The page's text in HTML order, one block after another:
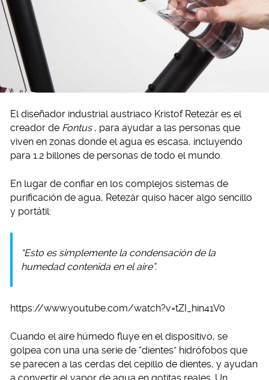
El diseñador industrial austriaco Kristof Retezár es el
creador de Fontus , para ayudar a las personas que
viven en zonas donde el agua es escasa, incluyendo
para 1.2 billones de personas de todo el mundo.
En lugar de confiar en los complejos sistemas de
purificación de agua, Retezár quiso hacer algo sencillo
y portátil:
“Esto es simplemente la condensación de la
humedad contenida en el aire”.
https://www.youtube.com/watch?v=tZI_hin41V0
Cuando el aire húmedo fluye en el dispositivo, se
golpea con una una serie de “dientes” hidrófobos que
se parecen a las cerdas del cepillo de dientes, y ayudan